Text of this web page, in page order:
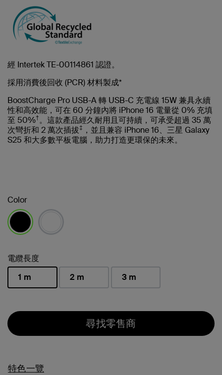
經 Intertek TE-00114861 認證。
採用消費後回收 (PCR) 材料製成*
BoostCharge Pro USB-A 轉 USB-C 充電線 15W 兼具永續
性和高效能，可在 60 分鐘內將 iPhone 16 電量從 0% 充填
至 50%†。這款產品經久耐用且可持續，可承受超過 35 萬
次彎折和 2 萬次插拔‡ ，並且兼容 iPhone 16、三星 Galaxy
S25 和大多數平板電腦，助力打造更環保的未來。
Color
電纜長度
1 m
2 m 3 m
尋找零售商
特色一覽